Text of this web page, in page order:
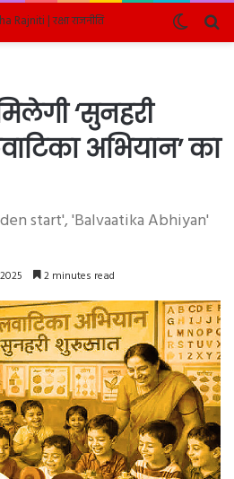
Switch
skin
‘सुनहरी
अभियान’ का
start', 'Balvaatika Abhiyan'
2 minutes read